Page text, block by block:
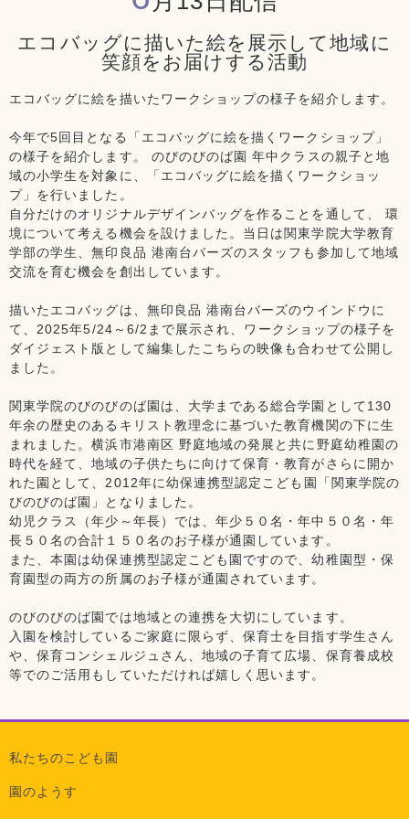
エコバッグに描いた絵を展示して地域に
笑顔をお届けする活動
エコバッグに絵を描いたワークショップの様子を紹介します。
今年で5回目となる「エコバッグに絵を描くワークショップ」
の様子を紹介します。 のびのびのば園 年中クラスの親子と地
域の小学生を対象に、「エコバッグに絵を描くワークショッ
プ」を行いました。
自分だけのオリジナルデザインバッグを作ることを通して、 環
境について考える機会を設けました。当日は関東学院大学教育
学部の学生、無印良品 港南台バーズのスタッフも参加して地域
交流を育む機会を創出しています。
描いたエコバッグは、無印良品 港南台バーズのウインドウに
て、2025年5/24～6/2まで展示され、ワークショップの様子を
ダイジェスト版として編集したこちらの映像も合わせて公開し
ました。
関東学院のびのびのば園は、大学まである総合学園として130
年余の歴史のあるキリスト教理念に基づいた教育機関の下に生
まれました。横浜市港南区 野庭地域の発展と共に野庭幼稚園の
時代を経て、地域の子供たちに向けて保育・教育がさらに開か
れた園として、2012年に幼保連携型認定こども園「関東学院の
びのびのば園」となりました。
幼児クラス（年少～年長）では、年少５０名・年中５０名・年
長５０名の合計１５０名のお子様が通園しています。
また、本園は幼保連携型認定こども園ですので、幼稚園型・保
育園型の両方の所属のお子様が通園されています。
のびのびのば園では地域との連携を大切にしています。
入園を検討しているご家庭に限らず、保育士を目指す学生さん
や、保育コンシェルジュさん、地域の子育て広場、保育養成校
等でのご活用もしていただければ嬉しく思います。
私たちのこども園
園のようす